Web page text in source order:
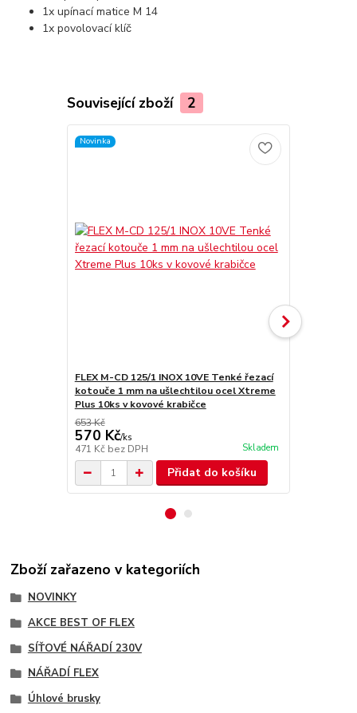
1x upínací matice M 14
1x povolovací klíč
Související zboží 2
Novinka
FLEX M-CD 125/1 INOX 10VE Tenké řezací
kotouče 1 mm na ušlechtilou ocel Xtreme
Plus 10ks v kovové krabičce
653 Kč
570 Kč/ks
471 Kč bez DPH Skladem
Přidat do košíku
Zboží zařazeno v kategoriích
NOVINKY
AKCE BEST OF FLEX
SÍŤOVÉ NÁŘADÍ 230V
NÁŘADÍ FLEX
Úhlové brusky